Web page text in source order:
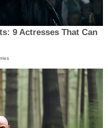
9 Actresses That Can